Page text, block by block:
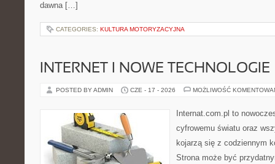
dawna […]
CATEGORIES: KULTURA MOTORYZACYJNA
INTERNET I NOWE TECHNOLOGIE
POSTED BY ADMIN CZE - 17 - 2026 MOŻLIWOŚĆ
Internat.com.pl to
cyfrowemu światu oraz
kojarzą się z codziennym
Strona może być